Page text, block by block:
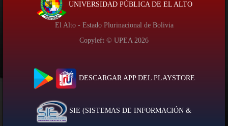
UNIVERSIDAD PÚBLICA DE EL ALTO
El Alto - Estado Plurinacional de Bolivia
Copyleft © UPEA 2026
DESCARGAR APP DEL PLAYSTORE
SIE (SISTEMAS DE INFORMACIÓN &